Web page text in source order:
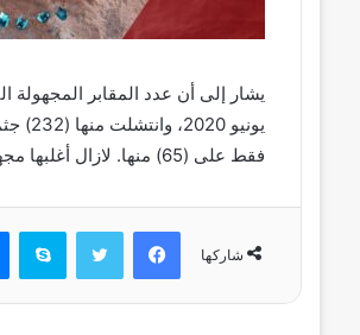
يشار إلى أن عدد المقابر المجهولة
فقط على (65) منها. لازال أغلبها مجهول الهوية.
شاركها
فيسبوك تويتر سكايب